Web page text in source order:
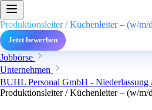
Produktionsleiter / Küchenleiter – (w/
Jetzt bewerben
Jobbörse
Unternehmen
BUHL Personal GmbH - Niederlassung
Produktionsleiter / Küchenleiter – (w/